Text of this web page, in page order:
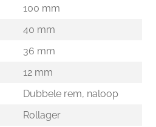
100 mm
40 mm
36 mm
12 mm
Dubbele rem, naloop
Rollager